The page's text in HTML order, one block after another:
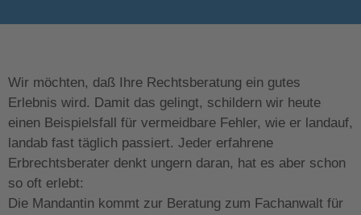
Wir möchten, daß Ihre Rechtsberatung ein gutes
Erlebnis wird. Damit das gelingt, schildern wir heute
einen Beispielsfall für vermeidbare Fehler, wie er landauf,
landab fast täglich passiert. Jeder erfahrene
Erbrechtsberater denkt ungern daran, hat es aber schon
so oft erlebt:
Die Mandantin kommt zur Beratung zum Fachanwalt für